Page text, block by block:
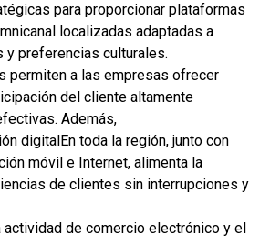
para proporcionar plataformas
localizadas adaptadas a
y preferencias culturales.
permiten a las empresas ofrecer
del cliente altamente
Además,
digitalEn toda la región, junto con
móvil e Internet, alimenta la
de clientes sin interrupciones y
actividad de comercio electrónico y el